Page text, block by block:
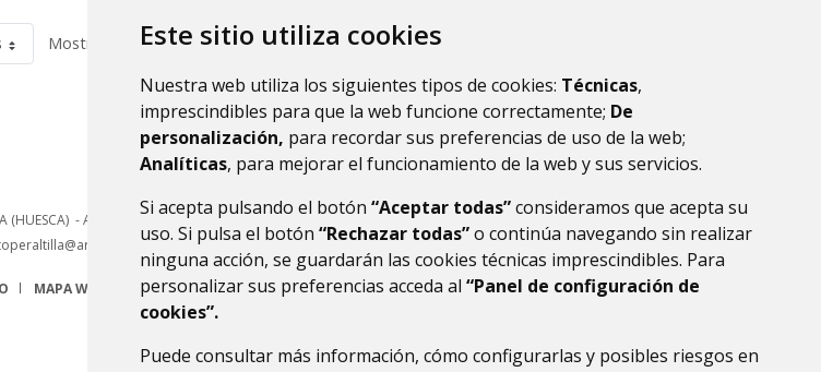
Este sitio utiliza cookies
Nuestra web utiliza los siguientes tipos de cookies: Técnicas,
imprescindibles para que la web funcione correctamente; De
personalización, para recordar sus preferencias de uso de la web;
Analíticas, para mejorar el funcionamiento de la web y sus servicios.
Si acepta pulsando el botón “Aceptar todas”consideramos que acepta su
uso. Si pulsa el botón “Rechazar todas”o continúa navegando sin realizar
ninguna acción, se guardarán las cookies técnicas imprescindibles. Para
personalizar sus preferencias acceda al “Panel de configuración de
cookies”.
Puede consultar más información, cómo configurarlas y posibles riesgos en
Mostrando el intervalo 1 - 8 de 8 resultados.
(HUESCA) - ARAGÓN
(ESPAÑA)
MAPA WEB AVISO LEGAL PROTECCIÓN DE DATOS ACCESIBILIDAD POLÍTICA DE COOKIES